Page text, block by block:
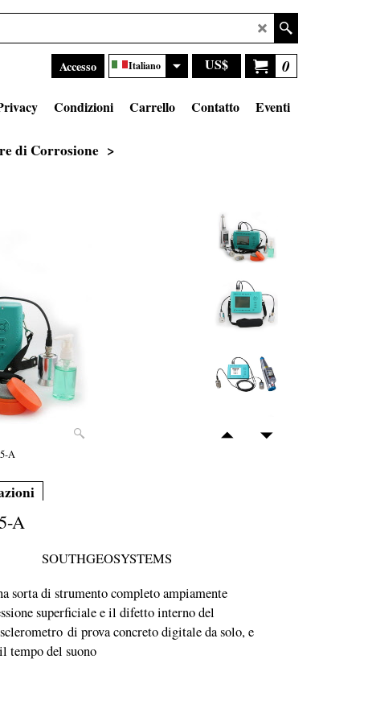
0
US$
Italiano
Accesso
Condizioni Carrello Contatto Eventi
di Corrosione >
A
A
SOUTHGEOSYSTEMS
sorta di strumento completo ampiamente
superficiale e il difetto interno del
di prova concreto digitale da solo, e
tempo del suono